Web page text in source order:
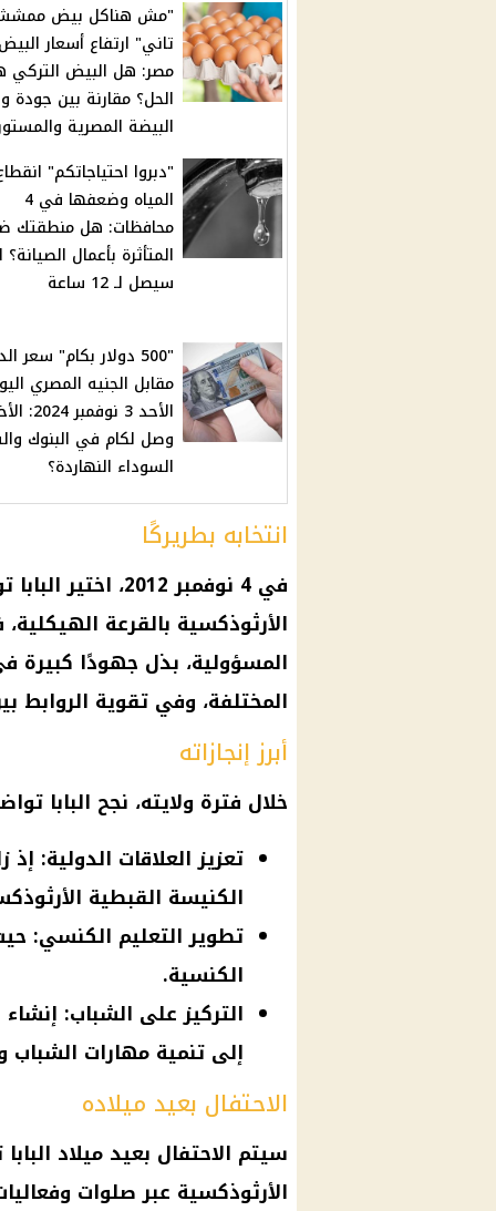
"مش هناكل بيض
تاني" ارتفاع أسعار
مصر: هل البيض التركي
الحل؟ مقارنة بين جودة
البيضة المصرية
"دبروا احتياجاتكم"
المياه وضعفها في 4
محافظات: هل منطقتك
المتأثرة بأعمال
سيصل لـ 12 ساعة
"500 دولار بكام" سعر
مقابل الجنيه المصري
الأحد 3
وصل لكام في البنوك
السوداء النهاردة؟
انتخابه بطريركًا
في 4 نوفمبر 2012، اختير
الأرثوذكسية بالقرعة
المسؤولية، بذل جهودًا كبيرة
المختلفة، وفي تقوية الروابط
أبرز إنجازاته
خلال فترة ولايته، نجح البابا
تعزيز العلاقات الدولية:
الكنيسة القبطية
تطوير التعليم الكنسي:
الكنسية.
التركيز على الشباب:
إلى تنمية مهارات
الاحتفال بعيد ميلاده
سيتم الاحتفال بعيد ميلاد
الأرثوذكسية عبر صلوات